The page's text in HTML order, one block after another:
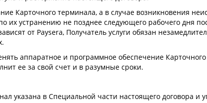
Карточного терминала, а в случае возникновения
их устранению не позднее следующего рабочего дня
от Paysera, Получатель услуги обязан
аппаратное и программное обеспечение
ее за свой счет и в разумные сроки.
указана в Специальной части настоящего договора и